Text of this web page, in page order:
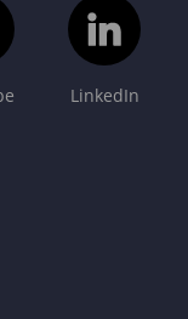
LinkedIn